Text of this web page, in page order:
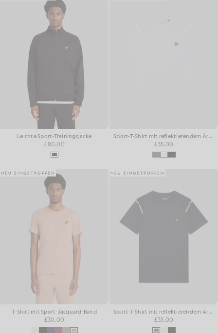
Leichte Sport-Trainingsjacke
£80.00
Sport-T-Shirt mit reflektierendem Ärmel
£35.00
NEU EINGETROFFEN
T-Shirt mit Sport-Jacquard-Band
£30.00
NEU EINGETROFFEN
Sport-T-Shirt mit reflektierendem Ärmel
£35.00